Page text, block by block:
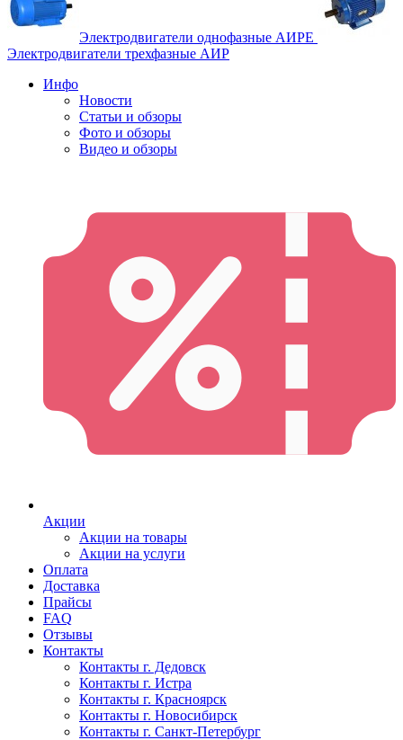
Электродвигатели однофазные АИРЕ
Электродвигатели трехфазные АИР
Инфо
Новости
Статьи и обзоры
Фото и обзоры
Видео и обзоры
Акции
Акции на товары
Акции на услуги
Оплата
Доставка
Прайсы
FAQ
Отзывы
Контакты
Контакты г. Дедовск
Контакты г. Истра
Контакты г. Красноярск
Контакты г. Новосибирск
Контакты г. Санкт-Петербург